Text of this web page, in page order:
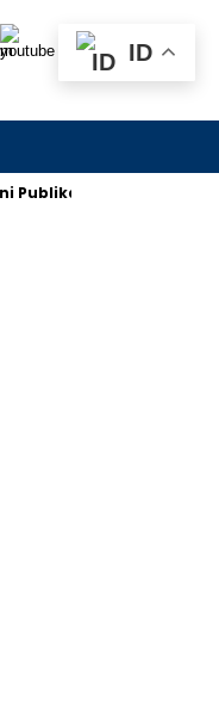
ke Lebih dari 150
ID